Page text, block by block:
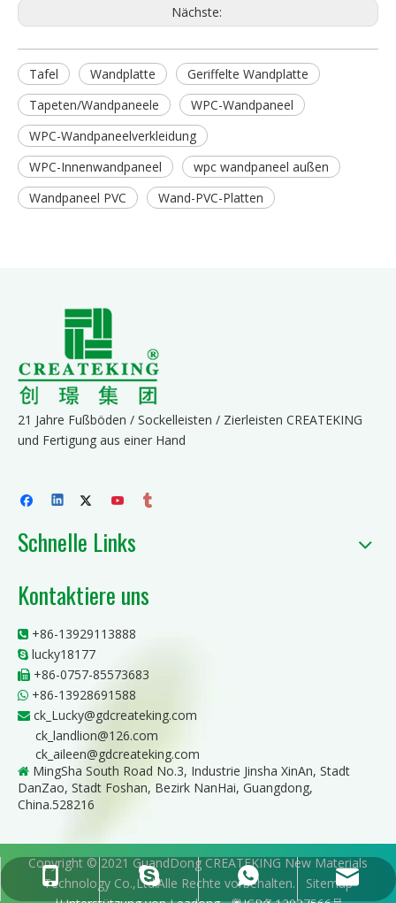
Nächste:
Tafel Wandplatte
Geriffelte Wandplatte
Tapeten/Wandpaneele
WPC-Wandpaneel
WPC-Wandpaneelverkleidung
WPC-Innenwandpaneel
wpc wandpaneel außen
Wandpaneel PVC
Wand-PVC-Platten
21 Jahre Fußböden / Sockelleisten / Zierleisten CREATEKING
und Fertigung aus einer Hand
+86-13929113888
lucky18177
+86-13928691588
ck_Lucky@gdcreateking.com
Schnelle Links
Kontaktiere uns
 +86-13929113888
 lucky18177
 +86-0757-85573683
 +86-13928691588
 ck_Lucky@gdcreateking.com
ck_landlion@126.com
ck_aileen@gdcreateking.com
 MingSha South Road No.3, Industrie Jinsha XinAn, Stadt
DanZao, Stadt Foshan, Bezirk NanHai, Guangdong,
China.528216
Copyright © 2021 GuandDong CREATEKING New Materials
Technology Co.,Ltd.Alle Rechte vorbehalten. Sitemap